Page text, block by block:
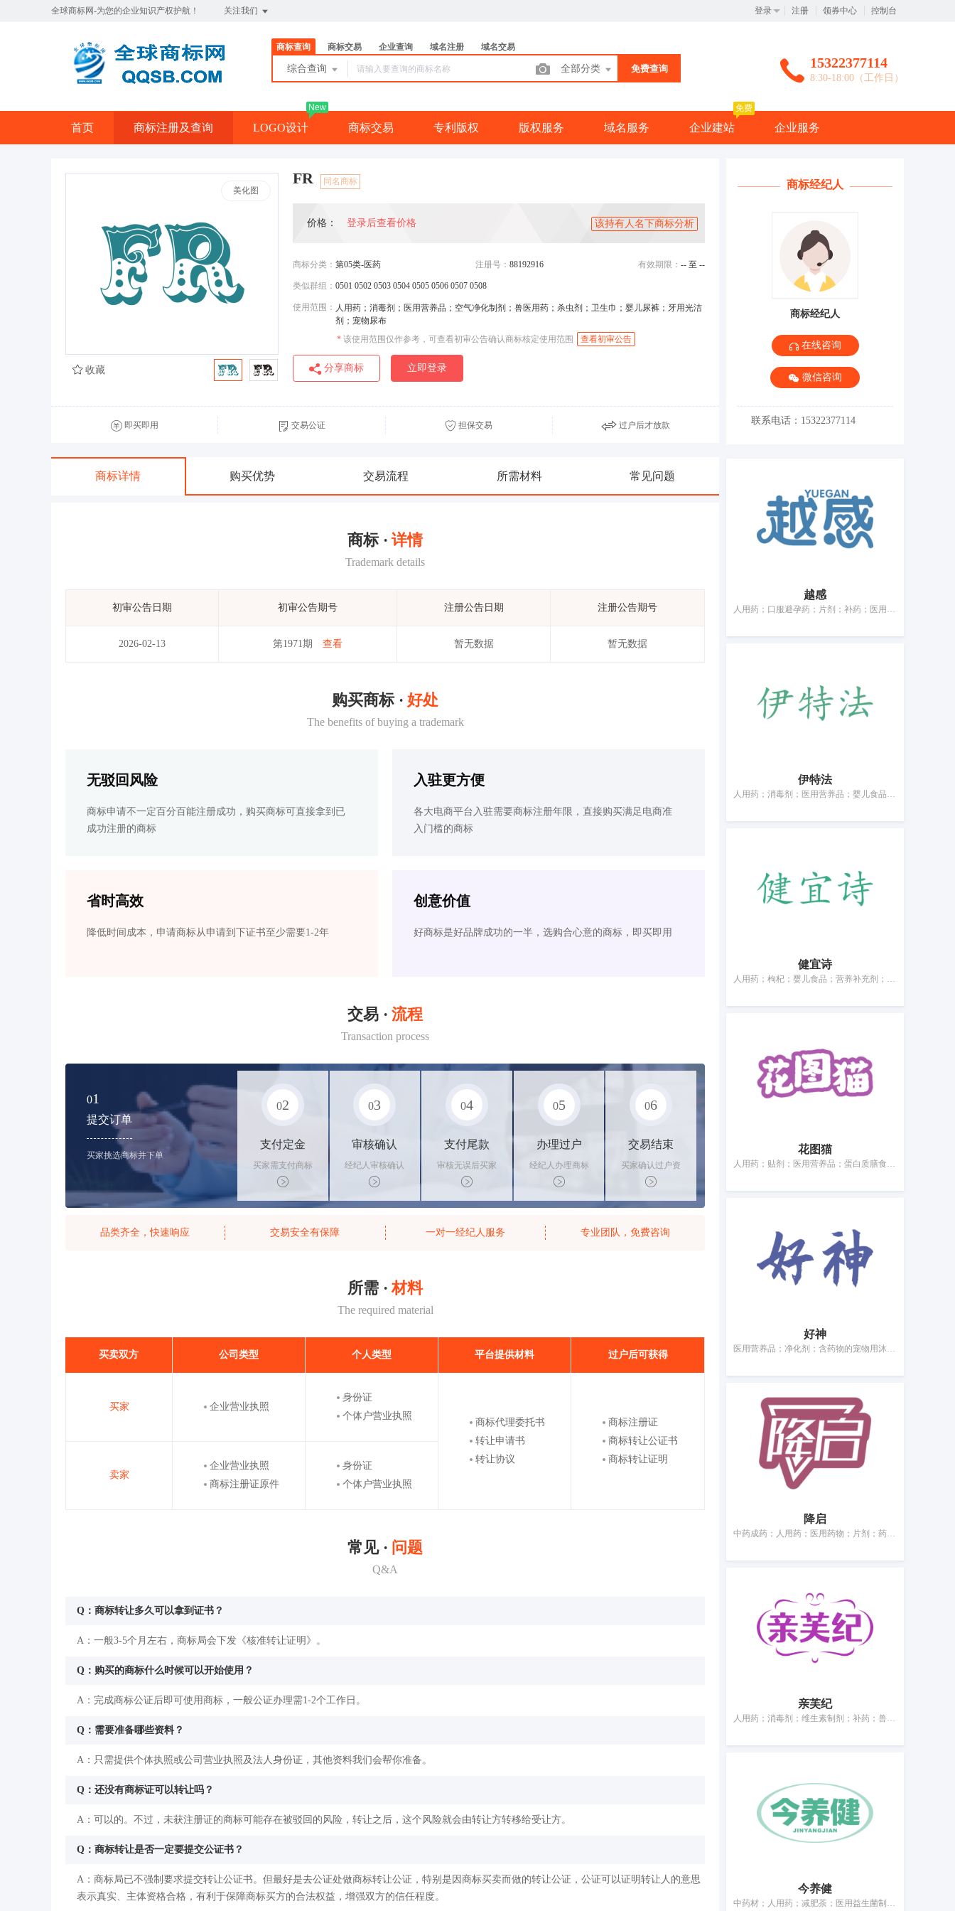
全球商标网-为您的企业知识产权护航！ 关注我们 登录 注册 领券中心 控制台
商标查询 商标交易 企业查询 域名注册 域名交易
综合查询 全部分类 免费查询 15322377114
8:30-18:00（工作日）
首页 商标注册及查询 LOGO设计
New
商标交易 专利版权 版权服务 域名服务 企业建站
免费
企业服务
美化图
FR 同名商标
价格： 登录后查看价格 该持有人名下商标分析
商标分类： 第05类-医药 注册号： 88192916 有效期限： -- 至 --
类似群组： 0501 0502 0503 0504 0505 0506 0507 0508
使用范围： 人用药；消毒剂；医用营养品；空气净化制剂；兽医用药；杀虫剂；卫生巾；婴儿尿裤；牙用光洁
剂；宠物尿布
* 该使用范围仅作参考，可查看初审公告确认商标核定使用范围 查看初审公告
分享商标 立即登录
收藏
即买即用 交易公证 担保交易 过户后才放款
商标详情 购买优势 交易流程 所需材料 常见问题
商标 · 详情
Trademark details
初审公告日期 初审公告期号 注册公告日期 注册公告期号
2026-02-13 第1971期 查看 暂无数据 暂无数据
购买商标 · 好处
The benefits of buying a trademark
无驳回风险
商标申请不一定百分百能注册成功，购买商标可直接拿到已
成功注册的商标
入驻更方便
各大电商平台入驻需要商标注册年限，直接购买满足电商准
入门槛的商标
省时高效
降低时间成本，申请商标从申请到下证书至少需要1-2年
创意价值
好商标是好品牌成功的一半，选购合心意的商标，即买即用
交易 · 流程
Transaction process
01
提交订单
买家挑选商标并下单
02
支付定金
买家需支付商标
标价的10%的购
买订金
03
审核确认
经纪人审核确认
商标状态
04
支付尾款
审核无误后买家
支付尾款，卖家
办理相关手续
05
办理过户
经纪人办理商标
转让手续，交付
相关证书
06
交易结束
买家确认过户资
料后，平台解冻
资金支付卖家
品类齐全，快速响应 交易安全有保障 一对一经纪人服务 专业团队，免费咨询
所需 · 材料
The required material
买卖双方 公司类型 个人类型 平台提供材料 过户后可获得
买家 企业营业执照
身份证
个体户营业执照
商标代理委托书
转让申请书
转让协议
商标注册证
商标转让公证书
商标转让证明
卖家
企业营业执照
商标注册证原件
身份证
个体户营业执照
常见 · 问题
Q&A
Q：商标转让多久可以拿到证书？
A：一般3-5个月左右，商标局会下发《核准转让证明》。
Q：购买的商标什么时候可以开始使用？
A：完成商标公证后即可使用商标，一般公证办理需1-2个工作日。
Q：需要准备哪些资料？
A：只需提供个体执照或公司营业执照及法人身份证，其他资料我们会帮你准备。
Q：还没有商标证可以转让吗？
A：可以的。不过，未获注册证的商标可能存在被驳回的风险，转让之后，这个风险就会由转让方转移给受让方。
Q：商标转让是否一定要提交公证书？
A：商标局已不强制要求提交转让公证书。但最好是去公证处做商标转让公证，特别是因商标买卖而做的转让公证，公证可以证明转让人的意思
表示真实、主体资格合格，有利于保障商标买方的合法权益，增强双方的信任程度。
商标经纪人
商标经纪人
在线咨询
微信咨询
联系电话：15322377114
越感
人用药；口服避孕药；片剂；补药；医用树胶；动物用膳食补充剂；杀虫剂；婴儿尿布；牙用研磨剂
伊特法
人用药；消毒剂；医用营养品；婴儿食品；净化剂；兽医用药；消灭有害动物制剂；卫生护垫；婴儿尿裤；牙用光洁剂
健宜诗
人用药；枸杞；婴儿食品；营养补充剂；净化剂；动物用膳食补充剂；灭微生物剂；卫生巾；牙用光洁剂；宠物尿布
花图猫
人用药；贴剂；医用营养品；蛋白质膳食补充剂；空气净化制剂；动物用膳食补充剂；杀虫剂；婴儿尿布；牙填料；宠物尿布
好神
医用营养品；净化剂；含药物的宠物用沐浴露；杀虫剂；婴儿尿布
降启
中药成药；人用药；医用药物；片剂；药用胶囊；补药；医用营养品；净化剂；救急包；消毒纸巾
亲芙纪
人用药；消毒剂；维生素制剂；补药；兽医用药；医用敷料；卫生巾；婴儿尿裤；牙用光洁剂；宠物尿布
今养健
中药材；人用药；减肥茶；医用益生菌制剂；膳食纤维；补药；医用营养品；酵母膳食补充剂；净化剂；医用敷料